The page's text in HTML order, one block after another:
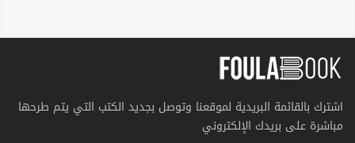
اشترك بالقائمة البريدية لموقعنا وتوصل بجديد الكتب التي يتم طرحها
مباشرة على بريدك الإلكتروني